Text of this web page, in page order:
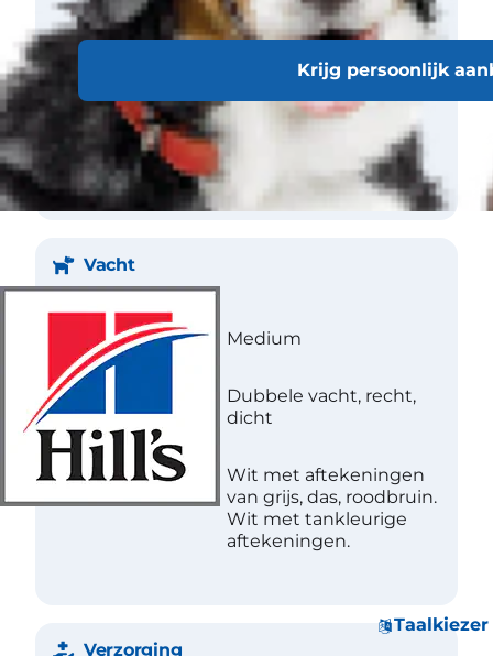
Krijg persoonlijk
Taalkiezer
Gewicht
Vrouwelijk 39-45 kg
Schofthoogte
Man 79 cm
Vrouwelijk 71 cm
Vacht
Lengte Medium
Structuur
Dubbele vacht, recht,
dicht
Kleur
Wit met aftekeningen
van grijs, das, roodbruin.
Wit met tankleurige
aftekeningen.
Verzorging